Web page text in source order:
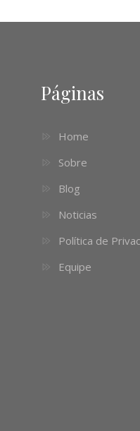
Páginas
Home
Sobre
Blog
Noticias
Política de
Equipe